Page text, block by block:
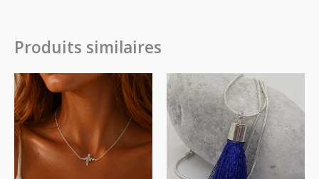
Produits similaires